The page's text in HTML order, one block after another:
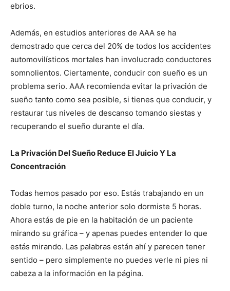
ebrios.
Además, en estudios anteriores de AAA se ha
demostrado que cerca del 20% de todos los accidentes
automovilísticos mortales han involucrado conductores
somnolientos. Ciertamente, conducir con sueño es un
problema serio. AAA recomienda evitar la privación de
sueño tanto como sea posible, si tienes que conducir, y
restaurar tus niveles de descanso tomando siestas y
recuperando el sueño durante el día.
La Privación Del Sueño Reduce El Juicio Y La
Concentración
Todas hemos pasado por eso. Estás trabajando en un
doble turno, la noche anterior solo dormiste 5 horas.
Ahora estás de pie en la habitación de un paciente
mirando su gráfica – y apenas puedes entender lo que
estás mirando. Las palabras están ahí y parecen tener
sentido – pero simplemente no puedes verle ni pies ni
cabeza a la información en la página.